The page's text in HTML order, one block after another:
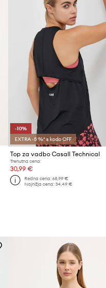
-10%
EXTRA -5 %* s kodo OFF
Top za vadbo Casall Technical
Trenutna cena:
30,99 €
Redna cena: 68,99 €
Najnižja cena: 34,49 €